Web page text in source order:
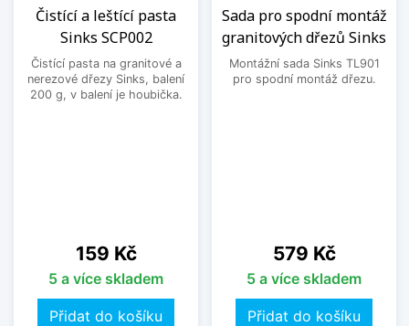
Čistící a leštící pasta
Sinks SCP002
Čistící pasta na granitové a
nerezové dřezy Sinks, balení
200 g, v balení je houbička.
Cena
159 Kč
5 a více skladem
Přidat do košíku
Sada pro spodní montáž
granitových dřezů Sinks
Montážní sada Sinks TL901
pro spodní montáž dřezu.
Cena
579 Kč
5 a více skladem
Přidat do košíku